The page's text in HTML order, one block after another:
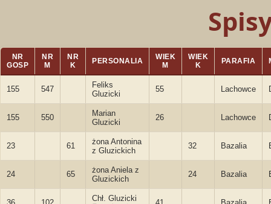
NR
GOSP
NR
M
NR
K
PERSONALIA
WIEK
M
WIEK
K
PARAFIA
155 547
Feliks
Gluzicki
55 Lachowce
155 550
Marian
Gluzicki
26 Lachowce
23 61
żona Antonina
z Gluzickich
32 Bazalia
24 65
żona Aniela z
Gluzickich
24 Bazalia
Chł. Gluzicki